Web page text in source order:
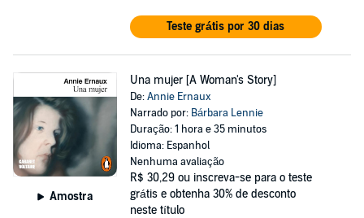
Teste grátis por 30 dias
Amostra
Una mujer [A Woman's Story]
De:Annie Ernaux
Narrado por: Bárbara Lennie
Duração: 1 hora e 35 minutos
Idioma: Espanhol
Nenhuma avaliação
R$ 30,29 ou inscreva-se para o teste
grátis e obtenha 30% de desconto
neste título